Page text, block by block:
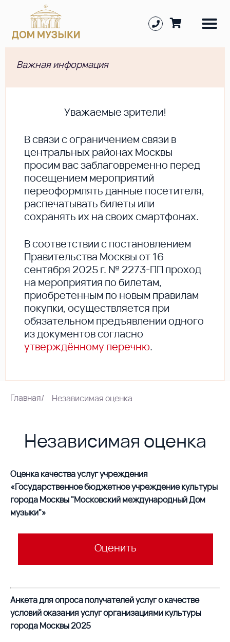
Важная информация
Уважаемые зрители!
В cвязи с ограничением связи в
центральных районах Москвы
просим вас заблаговременно перед
посещением мероприятий
переоформлять данные посетителя,
распечатывать билеты или
сохранять их на своих смартфонах.
В соответствии с постановлением
Правительства Москвы от 16
сентября 2025 г. № 2273-ПП проход
на мероприятия по билетам,
приобретенным по новым правилам
покупки, осуществляется при
обязательном предъявлении одного
из документов согласно
утверждённому перечню.
Главная/ Независимая оценка
Независимая оценка
Оценка качества услуг учреждения
«Государственное бюджетное учреждение культуры
города Москвы "Московский международный Дом
музыки"»
Оценить
Анкета для опроса получателей услуг о качестве
условий оказания услуг организациями культуры
города Москвы 2025